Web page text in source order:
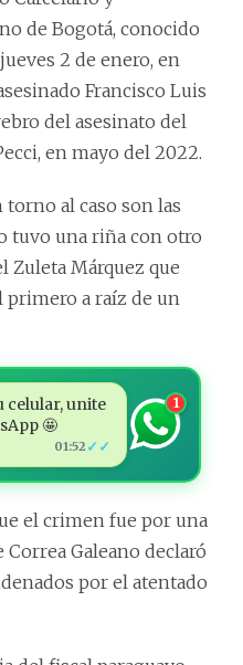
de Bogotá, conocido
2 de enero, en
Francisco Luis
del asesinato del
en mayo del 2022.
al caso son las
tuvo una riña con otro
Zuleta Márquez que
a raíz de un
celular, unite
🤩
01:52 ✓✓
1
el crimen fue por una
Galeano declaró
por el atentado